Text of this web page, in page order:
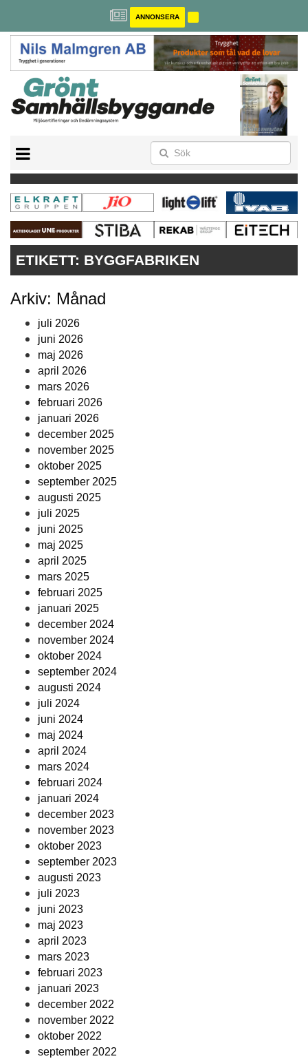
ANNONSERA
MILJÖBYGGNAD
NOLLCO2
CITYLAB
GREENBUILDING
ANNONSERA
ETIKETT: BYGGFABRIKEN
Arkiv: Månad
juli 2026
juni 2026
maj 2026
april 2026
mars 2026
februari 2026
januari 2026
december 2025
november 2025
oktober 2025
september 2025
augusti 2025
juli 2025
juni 2025
maj 2025
april 2025
mars 2025
februari 2025
januari 2025
december 2024
november 2024
oktober 2024
september 2024
augusti 2024
juli 2024
juni 2024
maj 2024
april 2024
mars 2024
februari 2024
januari 2024
december 2023
november 2023
oktober 2023
september 2023
augusti 2023
juli 2023
juni 2023
maj 2023
april 2023
mars 2023
februari 2023
januari 2023
december 2022
november 2022
oktober 2022
september 2022